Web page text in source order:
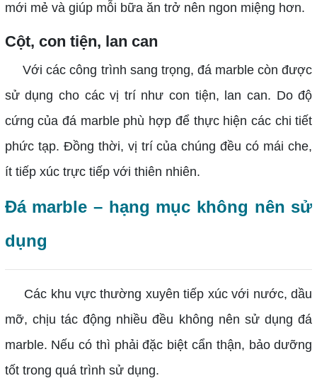
mới mẻ và giúp mỗi bữa ăn trở nên ngon miệng hơn.
Cột, con tiện, lan can
Với các công trình sang trọng, đá marble còn được
sử dụng cho các vị trí như con tiện, lan can. Do độ
cứng của đá marble phù hợp để thực hiện các chi tiết
phức tạp. Đồng thời, vị trí của chúng đều có mái che,
ít tiếp xúc trực tiếp với thiên nhiên.
Đá marble – hạng mục không nên sử
dụng
Các khu vực thường xuyên tiếp xúc với nước, dầu
mỡ, chịu tác động nhiều đều không nên sử dụng đá
marble. Nếu có thì phải đặc biệt cẩn thận, bảo dưỡng
tốt trong quá trình sử dụng.